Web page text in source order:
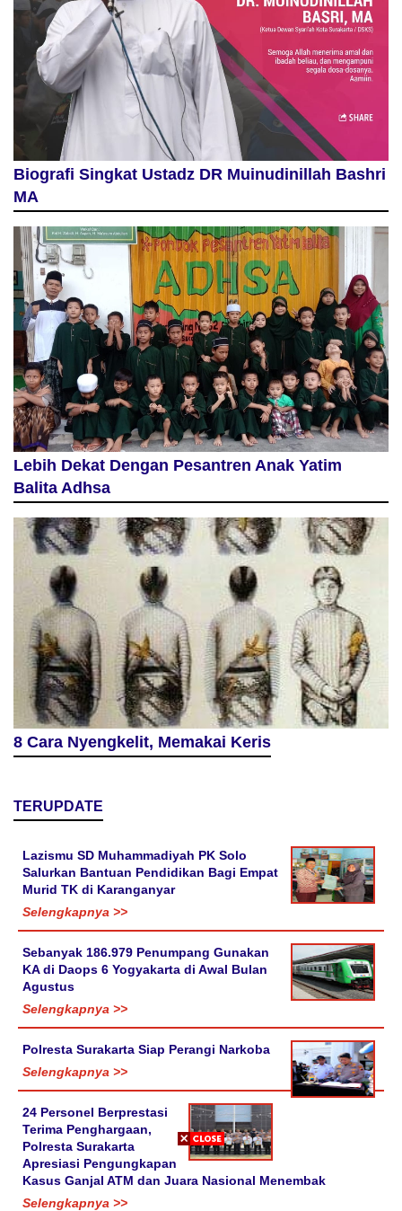
Biografi Singkat Ustadz DR Muinudinillah Bashri
MA
Lebih Dekat Dengan Pesantren Anak Yatim
Balita Adhsa
8 Cara Nyengkelit, Memakai Keris
TERUPDATE
Lazismu SD Muhammadiyah PK Solo
Salurkan Bantuan Pendidikan Bagi Empat
Murid TK di Karanganyar
Selengkapnya >>
Sebanyak 186.979 Penumpang Gunakan
KA di Daops 6 Yogyakarta di Awal Bulan
Agustus
Selengkapnya >>
Polresta Surakarta Siap Perangi Narkoba
Selengkapnya >>
24 Personel Berprestasi
Terima Penghargaan,
Polresta Surakarta
Apresiasi Pengungkapan
Kasus Ganjal ATM dan Juara Nasional Menembak
Selengkapnya >>